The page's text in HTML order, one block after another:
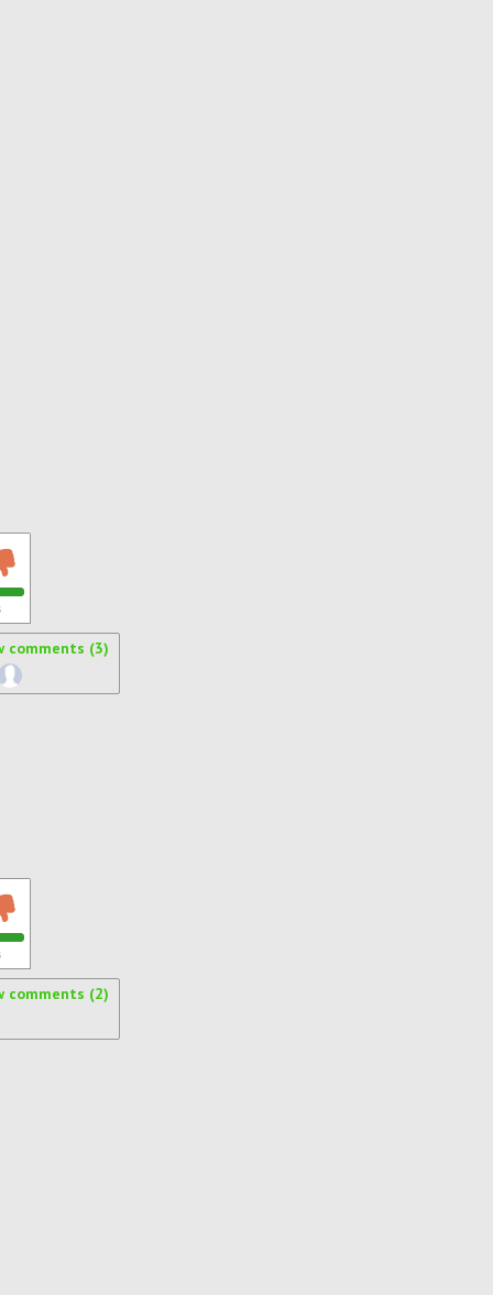
comments (3)
comments (2)